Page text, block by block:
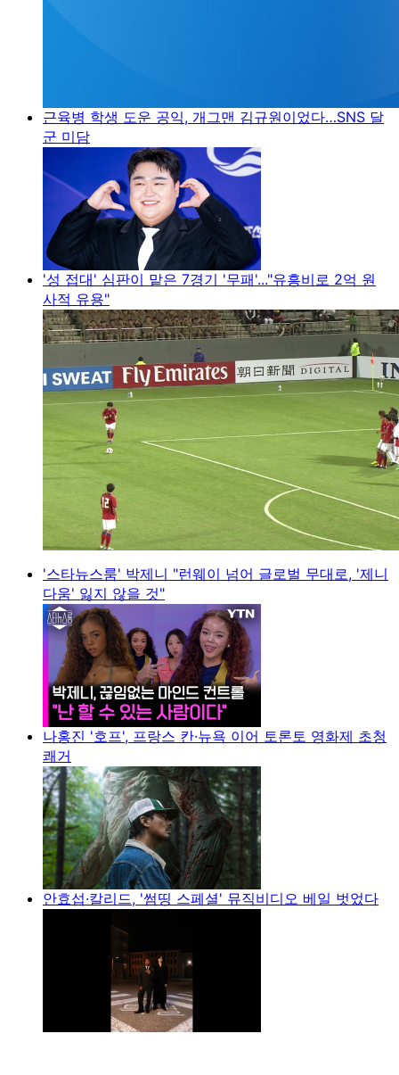
근육병 학생 도운 공익, 개그맨 김규원이었다…SNS 달
군 미담
'성 접대' 심판이 맡은 7경기 '무패'..."유흥비로 2억 원
사적 유용"
'스타뉴스룸' 박제니 "런웨이 넘어 글로벌 무대로, '제니
다움' 잃지 않을 것"
나홍진 '호프', 프랑스 칸·뉴욕 이어 토론토 영화제 초청
쾌거
안효섭·칼리드, '썸띵 스페셜' 뮤직비디오 베일 벗었다